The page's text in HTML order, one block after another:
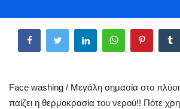
Mykonos
Mykonos Ticker TV
Face washing / Μεγάλη σημασία στο
παίζει η θερμοκρασία του νερού!! Πότε